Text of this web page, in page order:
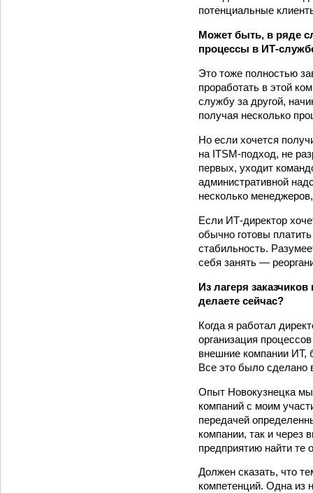
потенциальные
Может быть, в ряде
процессы в ИТ-
Это тоже полностью
проработать в этой
службу за другой,
получая несколько
Но если хочется
на ITSM-подход, не
первых, уходит
административной
несколько
Если ИТ-директор
обычно готовы
стабильность.
себя занять —
Из лагеря
делаете сейчас?
Когда я работал
организация
внешние компании ИТ,
Все это было сделано
Опыт Новокузнецка мы
компаний с моим
передачей
компании, так и через
предприятию найти те
Должен сказать, что
компетенций. Одна из